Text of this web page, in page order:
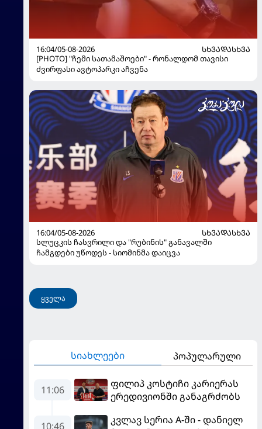
16:04/05-08-2026
ᲡᲮᲕᲐᲓᲐᲡᲮᲕᲐ
[PHOTO] "ჩემი სათამაშოები" - რონალდომ თავისი
ძვირფასი ავტოპარკი აჩვენა
16:04/05-08-2026
ᲡᲮᲕᲐᲓᲐᲡᲮᲕᲐ
სლუცკის ჩასვრილი და "რუბინის" განავალში
ჩამგდები უწოდეს - სიომინმა დაიცვა
ყველა
სიახლეები პოპულარული
11:06
ფილიპ კოსტიჩი კარიერას
ერედივიონში განაგრძობს
10:46
კვლავ სერია A-ში - დანიელ